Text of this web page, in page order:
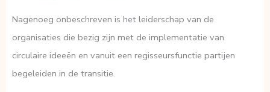
Nagenoeg onbeschreven is het leiderschap van de
organisaties die bezig zijn met de implementatie van
circulaire ideeën en vanuit een regisseursfunctie partijen
begeleiden in de transitie.